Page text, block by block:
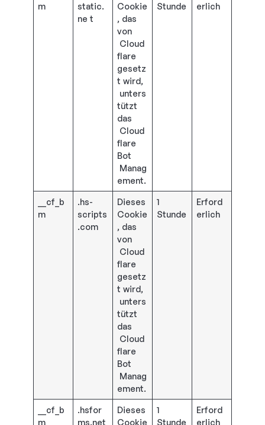
m
static.
ne t
Cookie
, das
von
Cloud
flare
gesetz
t wird,
unters
tützt
das
Cloud
flare
Bot
Manag
ement.
Stunde
erlich
__cf_b
m
.hs-
scripts
.com
Dieses
Cookie
, das
von
Cloud
flare
gesetz
t wird,
unters
tützt
das
Cloud
flare
Bot
Manag
ement.
1
Stunde
Erford
erlich
__cf_b
m
.hsfor
ms.net
Dieses
Cookie
1
Stunde
Erford
erlich